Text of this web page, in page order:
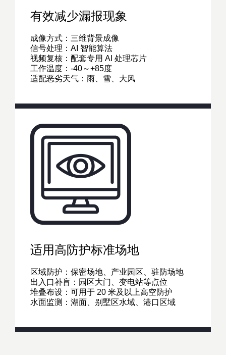
有效减少漏报现象
成像方式：三维背景成像
信号处理：AI 智能算法
视频复核：配套专用 AI 处理芯片
工作温度：-40～+85度
适配恶劣天气：雨、雪、大风
适用高防护标准场地
区域防护：保密场地、产业园区、驻防场地
出入口补盲：园区大门、变电站等点位
堆叠布设：可用于 20 米及以上高空防护
水面监测：湖面、别墅区水域、港口区域